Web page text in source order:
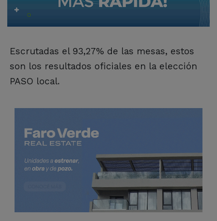
Escrutadas el 93,27% de las mesas, estos
son los resultados oficiales en la elección
PASO local.